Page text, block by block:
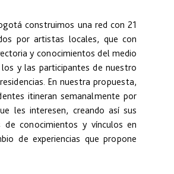
construimos una red con 21
por artistas locales, que con
y conocimientos del medio
los y las participantes de nuestro
En nuestra propuesta,
itineran semanalmente por
les interesen, creando así sus
de conocimientos y vínculos en
de experiencias que propone